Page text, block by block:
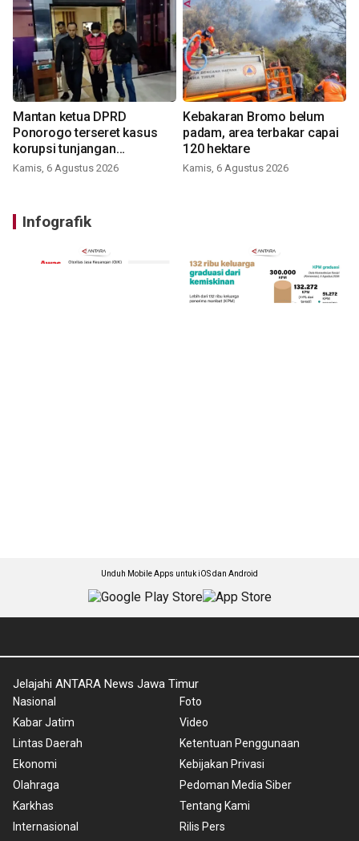
Mantan ketua DPRD
Ponorogo terseret kasus
korupsi tunjangan
perumahan
Kamis, 6 Agustus 2026
Kebakaran Bromo belum
padam, area terbakar capai
120 hektare
Kamis, 6 Agustus 2026
Infografik
Unduh Mobile Apps untuk iOS dan Android
Jelajahi ANTARA News Jawa Timur
Nasional
Kabar Jatim
Lintas Daerah
Ekonomi
Olahraga
Karkhas
Internasional
Foto
Video
Ketentuan Penggunaan
Kebijakan Privasi
Pedoman Media Siber
Tentang Kami
Rilis Pers